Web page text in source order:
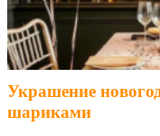
Украшение
шариками